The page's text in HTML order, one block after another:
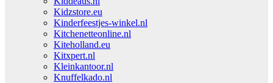
Kidzstore.eu
Kinderfeestjes-winkel.nl
Kitchenetteonline.nl
Kiteholland.eu
Kitxpert.nl
Kleinkantoor.nl
Knuffelkado.nl